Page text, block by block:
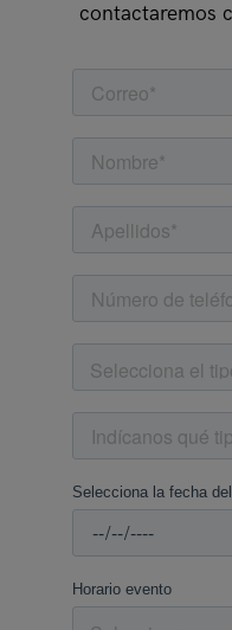
contactaremos